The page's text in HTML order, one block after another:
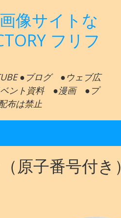
像サイトな
フリフ
●ブログ ●ウェブ広
ント資料 ●漫画 ●プ
布は禁止
原子番号付き）